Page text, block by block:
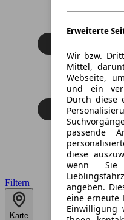
Erweiterte
Wir bzw.
Mittel,
Webseite,
und ein
Durch diese
passende
diese
wenn Sie
angeben.
eine erneute
Einwilligung
Filtern
Karte